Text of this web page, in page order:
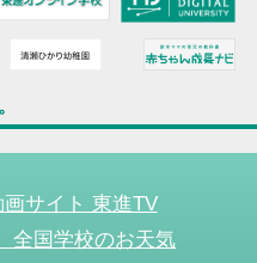
サイト 東進TV
全国学校のお天気